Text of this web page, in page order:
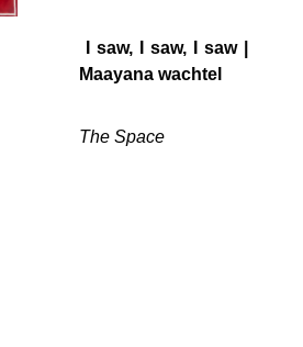
I saw, I saw, I saw
Maayana wachtel
The Space